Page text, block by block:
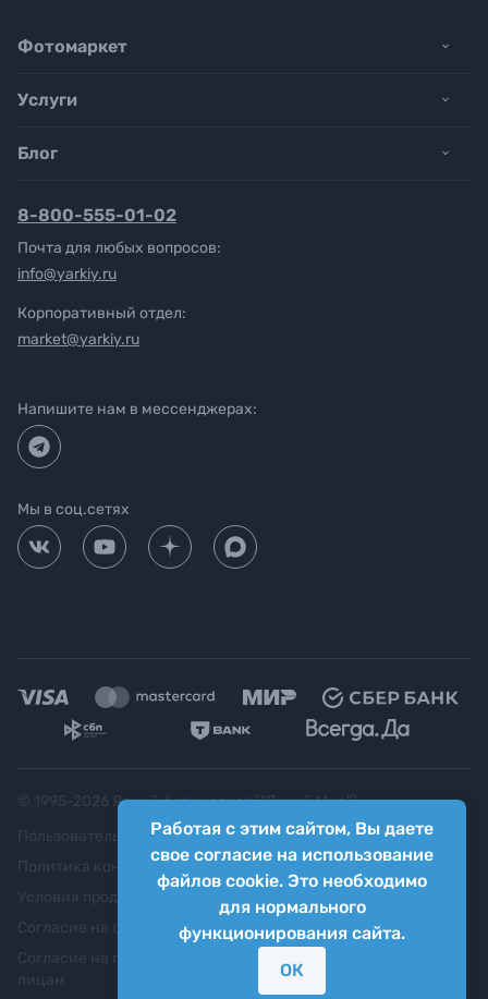
Работая с этим сайтом, Вы даете
свое согласие на использование
файлов cookie. Это необходимо
для нормального
функционирования сайта.
ОК
Фотомаркет
Услуги
Блог
8-800-555-01-02
Почта для любых вопросов:
info@yarkiy.ru
Корпоративный отдел:
market@yarkiy.ru
Напишите нам в мессенджерах:
Мы в соц.сетях
Яркий фотомаркет ("Яркий Мир")
Пользовательское соглашение
Политика конфиденциальности
Согласие на обработку персональных данных